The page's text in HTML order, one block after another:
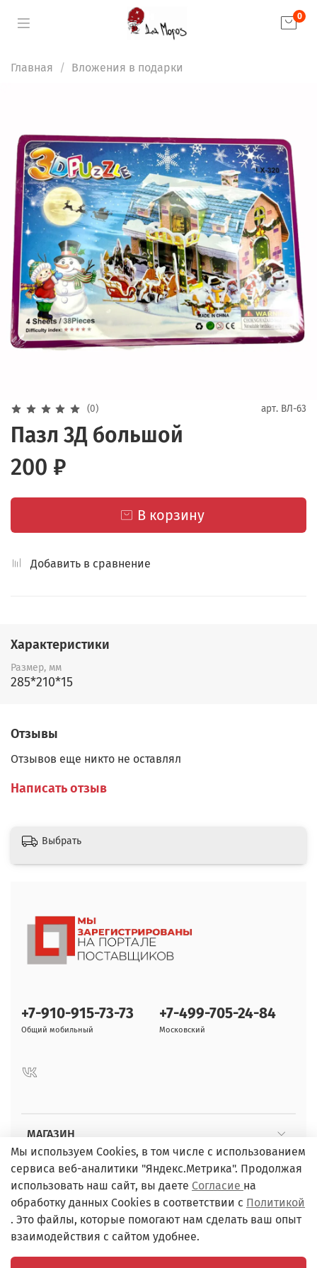
0
Главная Вложения в подарки
(0) арт. ВЛ-63
Пазл 3Д большой
200 ₽
В корзину
Добавить в сравнение
Характеристики
Размер, мм
285*210*15
Отзывы
Отзывов еще никто не оставлял
Написать отзыв
Выбрать
МАГАЗИН
ПОКУПАТЕЛЯМ
+7-910-915-73-73
Общий мобильный
+7-499-705-24-84
Московский
ИП Чернов Л.Я. / Адрес: г. Обнинск, пр. Ленина, д.75А. /
ИНН 402501959755, ОГРНИП 30440250610002 / email:
Мы используем Cookies, в том числе с использованием
сервиса веб-аналитики "Яндекс.Метрика". Продолжая
использовать наш сайт, вы даете Согласие на
обработку данных Cookies в соответствии с Политикой
. Это файлы, которые помогают нам сделать ваш опыт
взаимодействия с сайтом удобнее.